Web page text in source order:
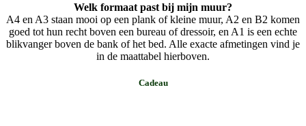
Welk formaat past bij mijn muur?
A4 en A3 staan mooi op een plank of kleine muur, A2 en B2 komen
goed tot hun recht boven een bureau of dressoir, en A1 is een echte
blikvanger boven de bank of het bed. Alle exacte afmetingen vind je
in de maattabel hierboven.
Cadeau